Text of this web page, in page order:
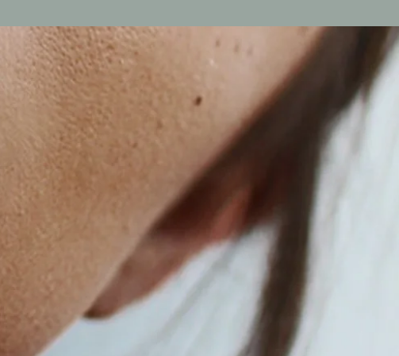
samband med lackning.
Kombinera gärna med YumiNails
Probiotisk komplex som återfuktar
nagelband och stärker naglar för mjuka,
smidiga nagelband.
Ingredienser:
VITAMINE B5 (PANTHENOL),
VITAMINE C, PATENTED HEXANAL